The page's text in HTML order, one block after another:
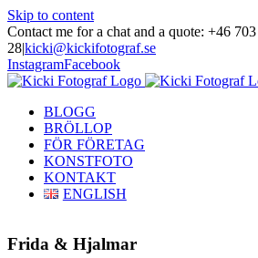
Skip to content
Contact me for a chat and a quote: +46
28|kicki@kickifotograf.se
InstagramFacebook
BLOGG
BRÖLLOP
FÖR FÖRETAG
KONSTFOTO
KONTAKT
ENGLISH
Frida & Hjalmar